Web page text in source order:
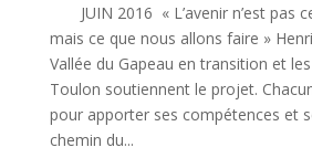
JUIN 2016 « L’avenir n’est pas
mais ce que nous allons faire »
Vallée du Gapeau en transition et
Toulon soutiennent le projet.
pour apporter ses compétences et
chemin du...